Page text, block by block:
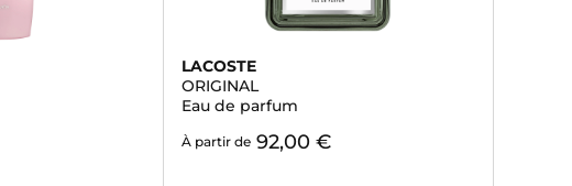
LACOSTE
ORIGINAL
Eau de parfum
À partir de 92,00 €